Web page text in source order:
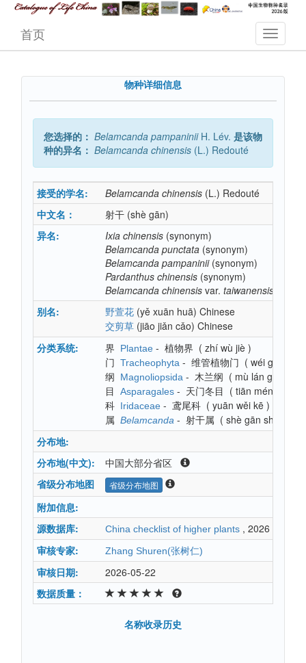
首页
物种详细信息
您选择的： Belamcanda pampaninii H. Lév. 是该物
种的异名： Belamcanda chinensis (L.) Redouté
接受的学名: Belamcanda chinensis (L.) Redouté
中文名：
射干 (shè gān)
异名:
Ixia chinensis (synonym)
Belamcanda punctata (synonym)
Belamcanda pampaninii(synonym)
Pardanthus chinensis (synonym)
Belamcanda chinensis var. taiwanensis
别名:
野萱花 (yě xuān huā) Chinese
交剪草 (jiāo jiǎn cǎo) Chinese
分类系统:
界 Plantae - 植物界 ( zhí wù jiè )
门 Tracheophyta - 维管植物门 ( wéi guǎn
纲
Magnoliopsida - 木兰纲 ( mù lán gāng
目
Asparagales - 天门冬目 ( tiān mén dōng
科 Iridaceae - 鸢尾科 ( yuān wěi kē )
属 Belamcanda - 射干属 ( shè gān shǔ
分布地:
分布地(中文):
中国大部分省区
省级分布地图
省级分布地图
附加信息:
源数据库:
China checklist of higher plants , 2026
审核专家:
Zhang Shuren(张树仁)
审核日期:
2026-05-22
数据质量：
名称收录历史